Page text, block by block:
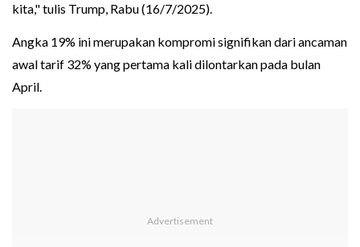
kita," tulis Trump, Rabu (16/7/2025).
Angka 19% ini merupakan kompromi signifikan dari ancaman
awal tarif 32% yang pertama kali dilontarkan pada bulan
April.